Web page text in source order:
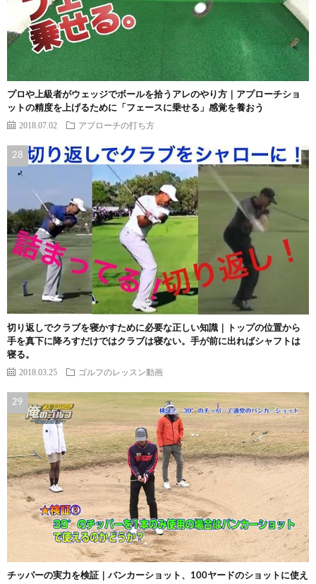
プロや上級者がウェッジでボールを拾うアレのやり方｜アプローチショ
ットの精度を上げるために「フェースに乗せる」感覚を養おう
2018.07.02 アプローチの打ち方
切り返しでクラブを寝かすために必要な正しい知識｜トップの位置から
手を真下に降ろすだけではクラブは寝ない。手が前に出ればシャフトは
寝る。
2018.03.25 ゴルフのレッスン動画
チッパーの実力を検証｜バンカーショット、100ヤードのショットに使え